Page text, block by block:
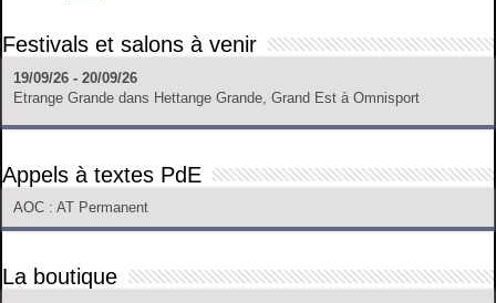
Festivals et salons à venir
19/09/26 - 20/09/26
Etrange Grande dans Hettange Grande, Grand Est à Omnisport
Appels à textes PdE
AOC : AT Permanent
La boutique